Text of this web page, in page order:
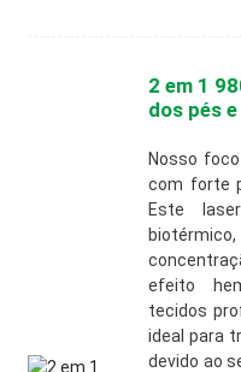
2 em 1
dos pés
Nosso
com forte
Este
efeito
tecidos
ideal para
devido ao